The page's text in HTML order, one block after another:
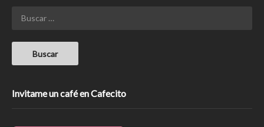
Invitame un café en Cafecito